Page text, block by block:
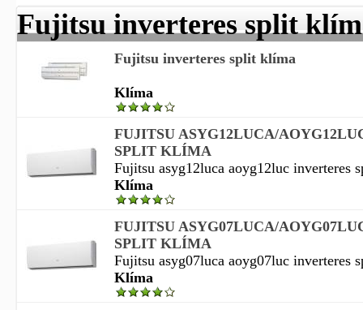
Fujitsu inverteres split
Fujitsu inverteres split klíma
Klíma
FUJITSU ASYG12LUCA/
SPLIT KLÍMA
Fujitsu asyg12luca aoyg12luc inverteres
Klíma
FUJITSU ASYG07LUCA/
SPLIT KLÍMA
Fujitsu asyg07luca aoyg07luc inverteres
Klíma